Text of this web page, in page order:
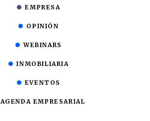
EMPRESA
OPINIÓN
WEBINARS
INMOBILIARIA
EVENTOS
AGENDA EMPRESARIAL